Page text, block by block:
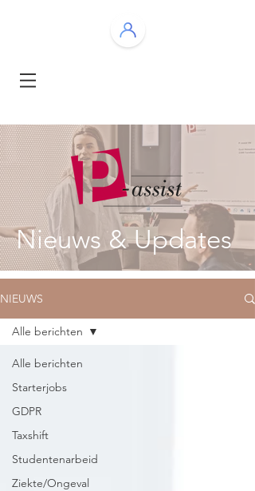
Nieuws & Updates
NIEUWS
Alle berichten
Starterjobs
GDPR
Taxshift
Studentenarbeid
Ziekte/Ongeval
Alle berichten